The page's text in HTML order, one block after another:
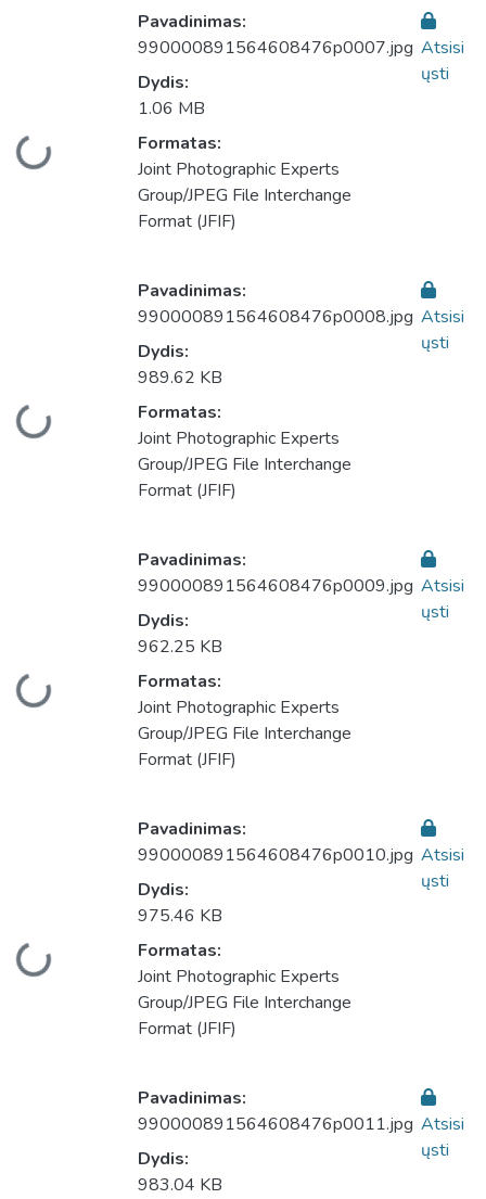
Pavadinimas:
990000891564608476p0007.jpg
Dydis:
1.06 MB
Formatas:
Joint Photographic Experts
Group/JPEG File Interchange
Format (JFIF)
Atsisi
ųsti
Pavadinimas:
990000891564608476p0008.jpg
Dydis:
989.62 KB
Formatas:
Joint Photographic Experts
Group/JPEG File Interchange
Format (JFIF)
Atsisi
ųsti
Pavadinimas:
990000891564608476p0009.jpg
Dydis:
962.25 KB
Formatas:
Joint Photographic Experts
Group/JPEG File Interchange
Format (JFIF)
Atsisi
ųsti
Pavadinimas:
990000891564608476p0010.jpg
Dydis:
975.46 KB
Formatas:
Joint Photographic Experts
Group/JPEG File Interchange
Format (JFIF)
Atsisi
ųsti
Pavadinimas:
990000891564608476p0011.jpg
Dydis:
983.04 KB
Atsisi
ųsti